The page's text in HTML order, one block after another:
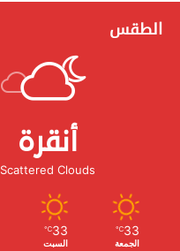
الطقس
أنقرة
Scattered Clouds
33
℃
الجمعة
33
℃
السبت